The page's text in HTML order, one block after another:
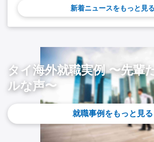
新着ニュースをもっと見る
タイ海外就職実例 〜先輩
ルな声〜
就職事例をもっと見る